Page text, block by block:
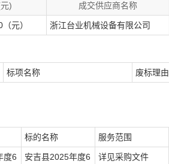
) 成交供应商名称
元） 浙江台业机械设备有限公司
标项名称 废标理由
标的名称 服务范围
度6
安吉县2025年度6
详见采购文件